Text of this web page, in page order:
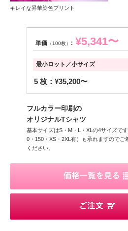
キレイな昇華染色プリント
フルカラー印刷の
オリジナルTシャツ
基本サイズはS・M・L・XLの4サイズで
0・150・XS・2XL有）も承れますのでご
ください。
単価 （100枚） : ¥5,341〜
最小ロット／小サイズ
5 枚：¥35,200〜